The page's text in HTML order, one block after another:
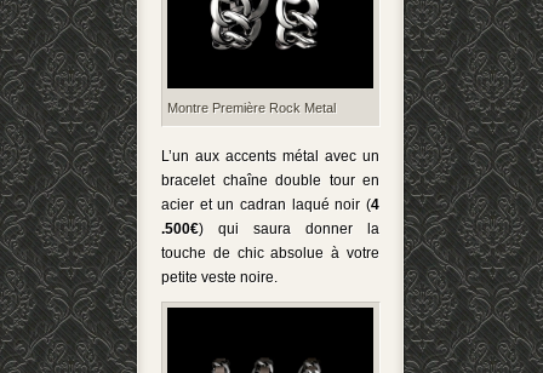
Montre Première Rock Metal
L’un aux accents métal avec un
bracelet chaîne double tour en
acier et un cadran laqué noir (4
.500€) qui saura donner la
touche de chic absolue à votre
petite veste noire.